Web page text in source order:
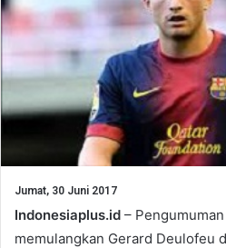
Jumat, 30 Juni 2017
Indonesiaplus.id –
memulangkan Gerard Deulofeu